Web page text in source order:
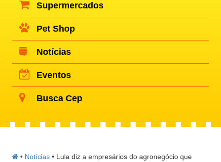
Supermercados
Pet Shop
Notícias
Eventos
Busca Cep
• Notícias •Lula diz a empresários do agronegócio que